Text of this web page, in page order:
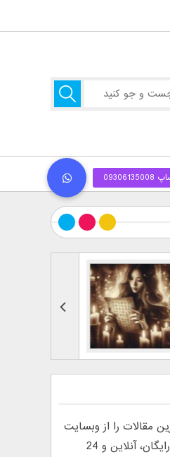
فال احساس طرف
مقابل
تاریخ :
02 / 01 /
1403
بازدید :147196
را از وبسایت
های فارسی و انگلیسی پیدا کرده و منتشر می کند. به دلیل درخواست خوانندگان مبنی بر معرفی روانشناس آنلاین، ما تیم نوین بینش را معرفی می کنیم که به صورت رایگان، آنلاین و 24